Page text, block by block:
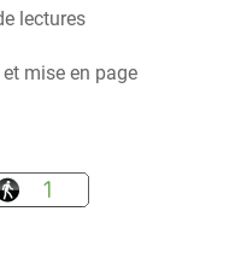
lectures
mise en page